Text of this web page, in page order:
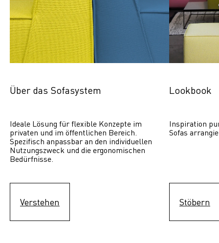
Über das Sofasystem
Ideale Lösung für flexible Konzepte im
privaten und im öffentlichen Bereich.
Spezifisch anpassbar an den individuellen
Nutzungszweck und die ergonomischen
Bedürfnisse.
Verstehen
Lookbook
Inspiration
Sofas
Stöbern